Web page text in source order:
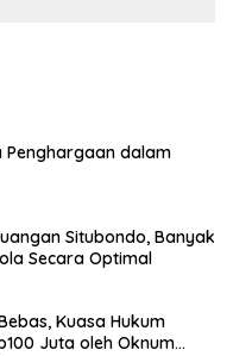
Penghargaan dalam
Situbondo, Banyak
Secara Optimal
Kuasa Hukum
Juta oleh Oknum